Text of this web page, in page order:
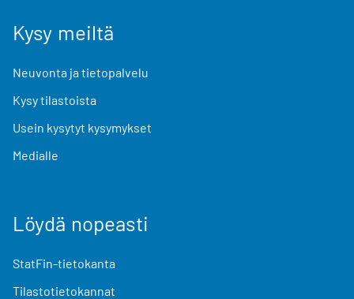
Kysy meiltä
Neuvonta ja tietopalvelu
Kysy tilastoista
Usein kysytyt kysymykset
Medialle
Löydä nopeasti
StatFin-tietokanta
Tilastotietokannat